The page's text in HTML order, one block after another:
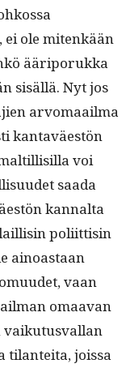
ei ole mitenkään
ääri­poruk­ka
sisäl­lä. Nyt jos
arvo­maail­ma
kan­taväestön
voi
saa­da
kannal­ta
poli­it­tisin
ain­oas­taan
vaan
omaa­van
vaiku­tus­val­lan
tilantei­ta, jois­sa